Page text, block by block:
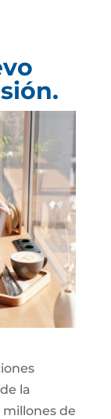
la
de